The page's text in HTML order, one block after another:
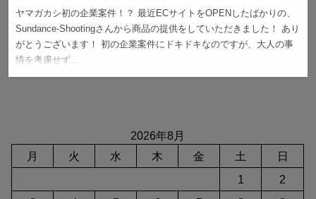
ヤマガカシ初の企業案件！？ 最近ECサイトをOPENしたばかりの、
Sundance-Shootingさんから商品の提供をしていただきました！ あり
がとうございます！ 初の企業案件にドキドキなのですが、大人の事
情を考慮せず…
2026年8月
月
火 水 木 金 土
日
1
2